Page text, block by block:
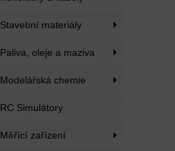
Stavební materiály
Paliva, oleje a maziva
Modelářská chemie
RC Simulátory
Měřící zařízení